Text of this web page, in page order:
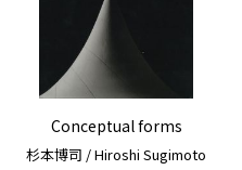
Conceptual forms
杉本博司 / Hiroshi Sugimoto